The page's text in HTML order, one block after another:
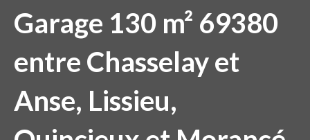
Garage 130 m² 69380
entre Chasselay et
Anse, Lissieu,